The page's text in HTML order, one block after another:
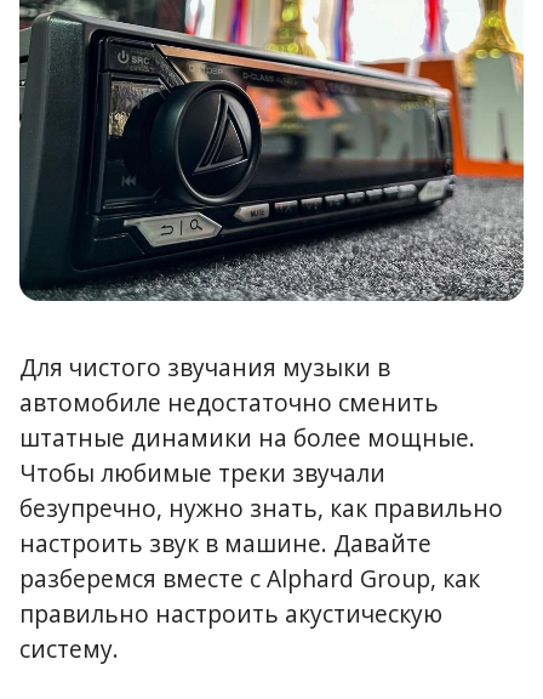
Для чистого звучания музыки в
автомобиле недостаточно сменить
штатные динамики на более мощные.
Чтобы любимые треки звучали
безупречно, нужно знать, как правильно
настроить звук в машине. Давайте
разберемся вместе с Alphard Group, как
правильно настроить акустическую
систему.